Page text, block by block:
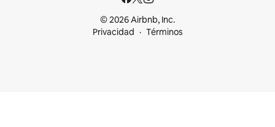
© 2026 Airbnb, Inc.
Privacidad
Términos